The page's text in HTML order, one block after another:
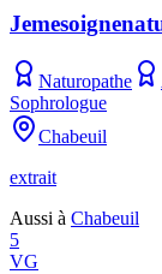
Naturopathe
Sophrologue
Chabeuil
extrait
Aussi à Chabeuil
5
VG